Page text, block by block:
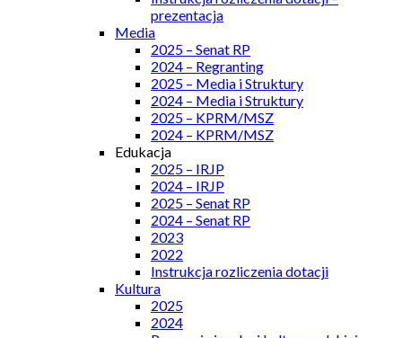
prezentacja
Media
2025 – Senat RP
2024 – Regranting
2025 – Media i Struktury
2024 – Media i Struktury
2025 – KPRM/MSZ
2024 – KPRM/MSZ
Edukacja
2025 – IRJP
2024 – IRJP
2025 – Senat RP
2024 – Senat RP
2023
2022
Instrukcja rozliczenia dotacji
Kultura
2025
2024